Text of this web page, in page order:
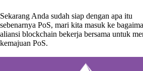
Sekarang Anda sudah siap dengan apa itu
sebenarnya PoS, mari kita masuk ke
aliansi blockchain bekerja bersama untuk
kemajuan PoS.